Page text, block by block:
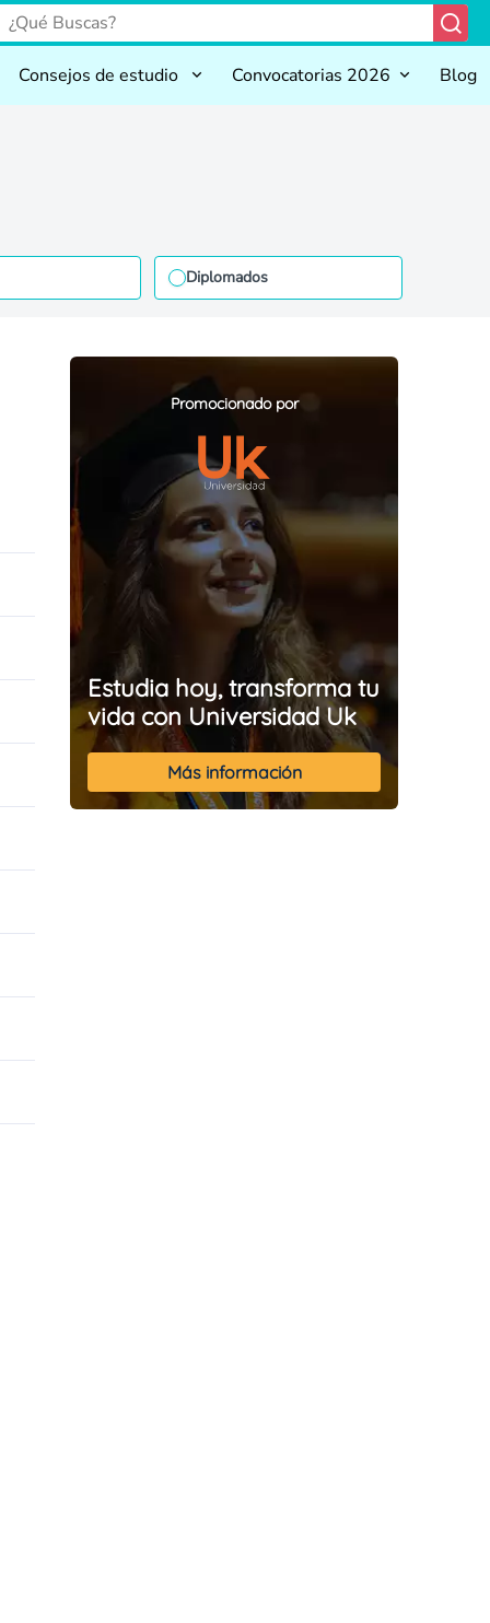
Consejos de estudio Convocatorias 2026 Blog
Diplomados
Promocionado por
Estudia hoy, transforma tu
vida con Universidad Uk
Más información